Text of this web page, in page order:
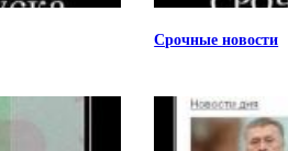
Срочные новости